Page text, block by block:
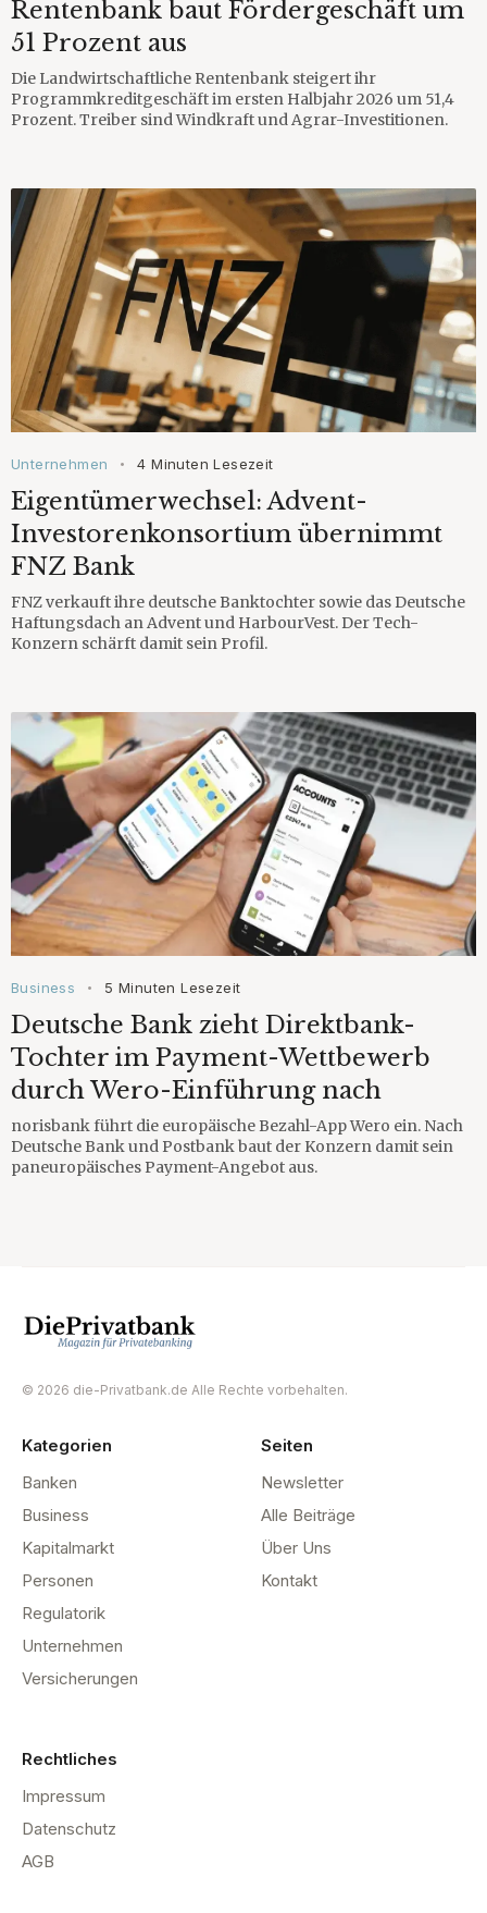
Rentenbank baut Fördergeschäft um
51 Prozent aus
Die Landwirtschaftliche Rentenbank steigert ihr
Programmkreditgeschäft im ersten Halbjahr 2026 um 51,4
Prozent. Treiber sind Windkraft und Agrar-Investitionen.
Unternehmen • 4 Minuten Lesezeit
Eigentümerwechsel: Advent-
Investorenkonsortium übernimmt
FNZ Bank
FNZ verkauft ihre deutsche Banktochter sowie das Deutsche
Haftungsdach an Advent und HarbourVest. Der Tech-
Konzern schärft damit sein Profil.
Business • 5 Minuten Lesezeit
Deutsche Bank zieht Direktbank-
Tochter im Payment-Wettbewerb
durch Wero-Einführung nach
norisbank führt die europäische Bezahl-App Wero ein. Nach
Deutsche Bank und Postbank baut der Konzern damit sein
paneuropäisches Payment-Angebot aus.
© 2026 die-Privatbank.de Alle Rechte vorbehalten.
Kategorien
Banken
Business
Kapitalmarkt
Personen
Regulatorik
Unternehmen
Versicherungen
Seiten
Newsletter
Alle Beiträge
Über Uns
Kontakt
Rechtliches
Impressum
Datenschutz
AGB